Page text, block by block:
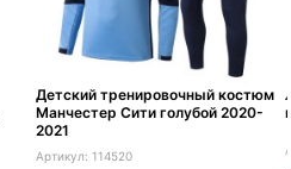
Детский тренировочный костюм
Манчестер Сити голубой 2020-
2021
114520